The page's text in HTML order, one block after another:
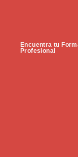
Encuentra tu
Profesional